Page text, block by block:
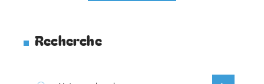
Recherche